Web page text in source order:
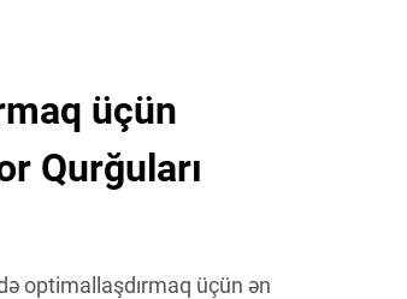
üçün
Qurğuları
optimallaşdırmaq üçün ən